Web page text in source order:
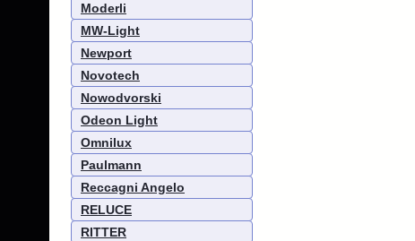
Moderli
MW-Light
Newport
Novotech
Nowodvorski
Odeon Light
Omnilux
Paulmann
Reccagni Angelo
RELUCE
RITTER